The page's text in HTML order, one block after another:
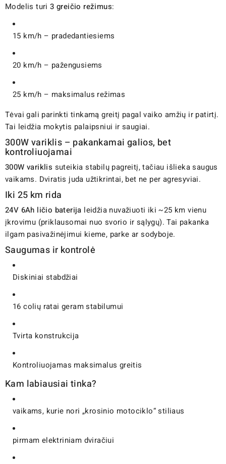
Modelis turi3 greičio režimus:
15 km/h – pradedantiesiems
20 km/h – pažengusiems
25 km/h – maksimalus režimas
Tėvai gali parinkti tinkamą greitį pagal vaiko amžių ir patirtį.
Tai leidžia mokytis palaipsniui ir saugiai.
300W variklis – pakankamai galios, bet
kontroliuojamai
300W variklis suteikia stabilų pagreitį, tačiau išlieka saugus
vaikams. Dviratis juda užtikrintai, bet ne per agresyviai.
Iki 25 km rida
24V 6Ah ličio baterija leidžia nuvažiuoti iki ~25 km vienu
įkrovimu (priklausomai nuo svorio ir sąlygų). Tai pakanka
ilgam pasivažinėjimui kieme, parke ar sodyboje.
Saugumas ir kontrolė
Diskiniai stabdžiai
16 colių ratai geram stabilumui
Tvirta konstrukcija
Kontroliuojamas maksimalus greitis
Kam labiausiai tinka?
vaikams, kurie nori „krosinio motociklo“ stiliaus
pirmam elektriniam dviračiui